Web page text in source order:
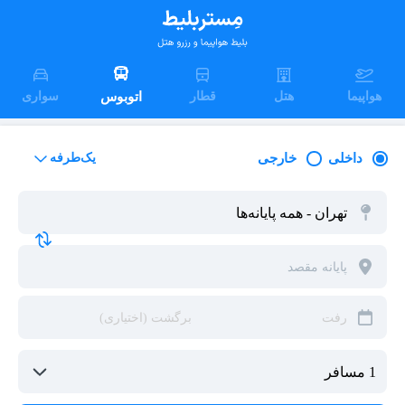
هواپیما هتل قطار اتوبوس سواری
داخلی خارجی یک‌طرفه